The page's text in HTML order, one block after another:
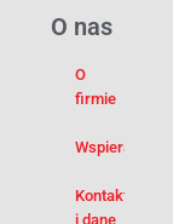
O nas
O
firmie
Wspieramy
Kontakt
i dane